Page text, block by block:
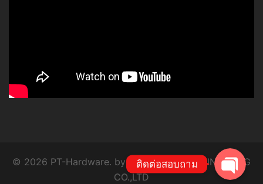
© 2026 PT-Hardware. by P.T. SYSTEM ENGINEERING
CO.,LTD
ติดต่อสอบถาม